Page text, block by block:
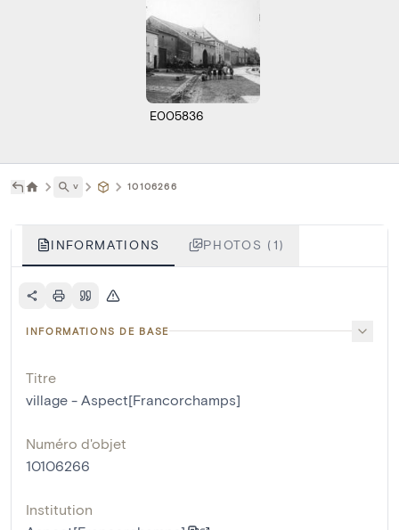
E005836
˅ 10106266
INFORMATIONS PHOTOS (1)
INFORMATIONS DE BASE
Titre
village - Aspect[Francorchamps]
Numéro d'objet
10106266
Institution